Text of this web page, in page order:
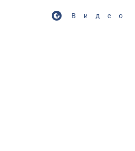
Видео